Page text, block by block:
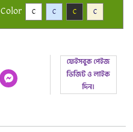
Color C C C C